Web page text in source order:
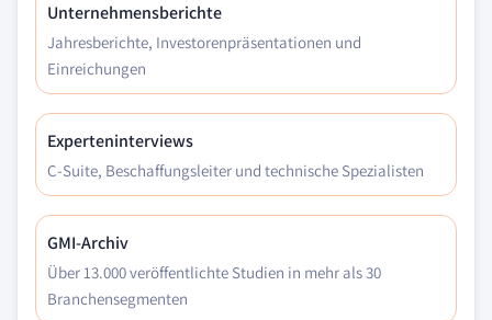
Unternehmensberichte
Jahresberichte, Investorenpräsentationen und
Einreichungen
Experteninterviews
C-Suite, Beschaffungsleiter und technische Spezialisten
GMI-Archiv
Über 13.000 veröffentlichte Studien in mehr als 30
Branchensegmenten